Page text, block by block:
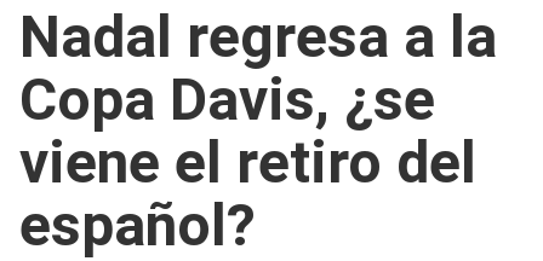
Nadal regresa a la
Copa Davis, ¿se
viene el retiro del
español?